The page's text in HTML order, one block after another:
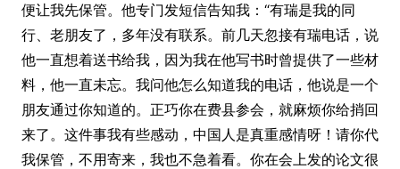
便让我先保管。他专门发短信告知我：“有瑞是我的同
行、老朋友了，多年没有联系。前几天忽接有瑞电话，说
他一直想着送书给我，因为我在他写书时曾提供了一些材
料，他一直未忘。我问他怎么知道我的电话，他说是一个
朋友通过你知道的。正巧你在费县参会，就麻烦你给捎回
来了。这件事我有些感动，中国人是真重感情呀！请你代
我保管，不用寄来，我也不急着看。你在会上发的论文很